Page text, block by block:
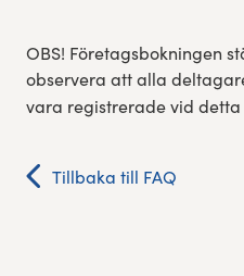
OBS! Företagsbokningen
observera att alla
vara registrerade vid
Tillbaka till FAQ